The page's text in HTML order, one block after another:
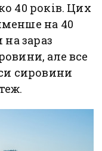
40 років. Цих
на 40
на зараз
але все
сировини